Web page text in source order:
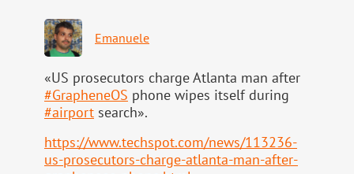
Emanuele
«US prosecutors charge Atlanta man after
#GrapheneOS phone wipes itself during
#airport search».
https://www.techspot.com/news/113236-
us-prosecutors-charge-atlanta-man-after-